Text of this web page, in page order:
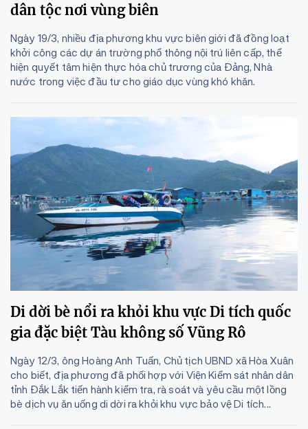
dân tộc nơi vùng biên
Ngày 19/3, nhiều địa phương khu vực biên giới đã đồng loạt
khởi công các dự án trường phổ thông nội trú liên cấp, thể
hiện quyết tâm hiện thực hóa chủ trương của Đảng, Nhà
nước trong việc đầu tư cho giáo dục vùng khó khăn.
Di dời bè nổi ra khỏi khu vực Di tích quốc
gia đặc biệt Tàu không số Vũng Rô
Ngày 12/3, ông Hoàng Anh Tuấn, Chủ tịch UBND xã Hòa Xuân
cho biết, địa phương đã phối hợp với Viện Kiểm sát nhân dân
tỉnh Đắk Lắk tiến hành kiểm tra, rà soát và yêu cầu một lồng
bè dịch vụ ăn uống di dời ra khỏi khu vực bảo vệ Di tích...